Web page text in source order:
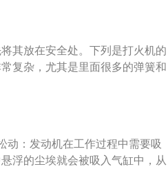
轮，接触点是小摇臂，摇臂通过
。
其放在安全处。下列是打火机的
复杂，尤其是里面很多的弹簧和
，拆开后无法装回。调节火焰：
，并且特别提醒，有些调节装置
：建议用专卖气瓶,虽然专卖也一
普通气瓶充气，一定要选择洁净
果无味，则说明气体可行。
动：发动机在工作过程中需要吸
浮的尘埃就会被吸入气缸中，从
塞与气缸之间，会造成严重的“拉